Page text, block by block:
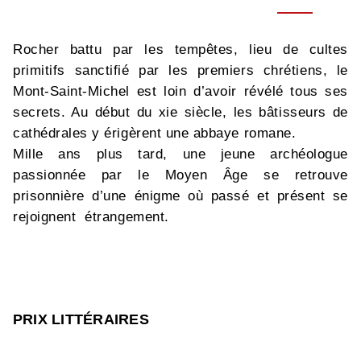
Rocher battu par les tempêtes, lieu de cultes
primitifs sanctifié par les premiers chrétiens, le
Mont-Saint-Michel est loin d’avoir révélé tous ses
secrets. Au début du xie siècle, les bâtisseurs de
cathédrales y érigèrent une abbaye romane.
Mille ans plus tard, une jeune archéologue
passionnée par le Moyen Âge se retrouve
prisonnière d’une énigme où passé et présent se
rejoignent étrangement.
PRIX LITTÉRAIRES